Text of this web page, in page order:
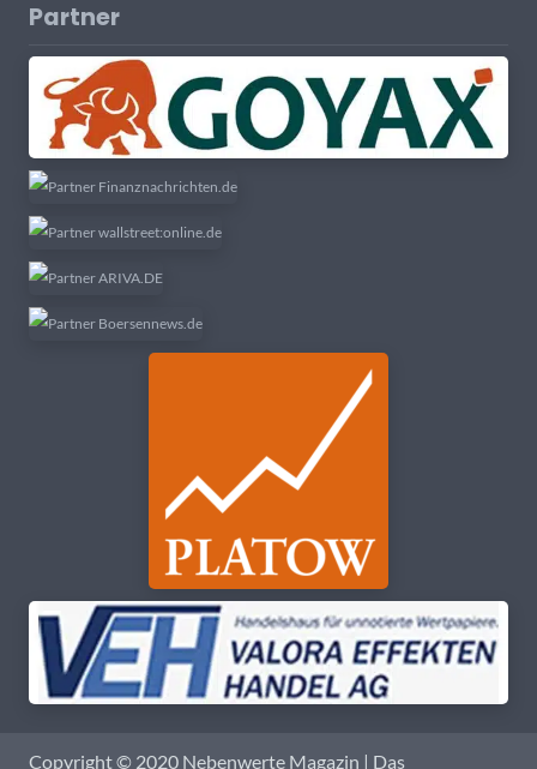
Partner
Copyright © 2020 Nebenwerte Magazin | Das